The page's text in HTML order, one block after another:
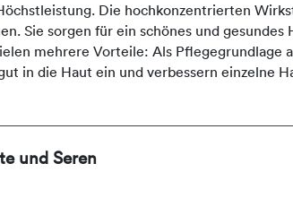
Die hochkonzentrierten
Sie sorgen für ein schönes und
mehrere Vorteile: Als
in die Haut ein und verbessern einzelne
und Seren